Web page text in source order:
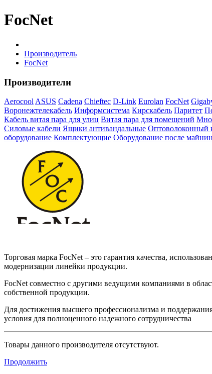
FocNet
Производитель
FocNet
Производители
Aerocool ASUS Cadena Chieftec D-Link Eurolan FocNet
Воронежтелекабель Информсистема Кирскабель Паритет
Кабель витая пара для улиц Витая пара для помещений
Силовые кабели Ящики антивандальные Оптоволоконный
оборудование Комплектующие Оборудование после
Торговая марка FocNet – это гарантия качества,
модернизации линейки продукции.
FocNet совместно с другими ведущими компаниями в
собственной продукции.
Для достижения высшего профессионализма и
условия для полноценного надежного сотрудничества
Товары данного производителя отсутствуют.
Продолжить